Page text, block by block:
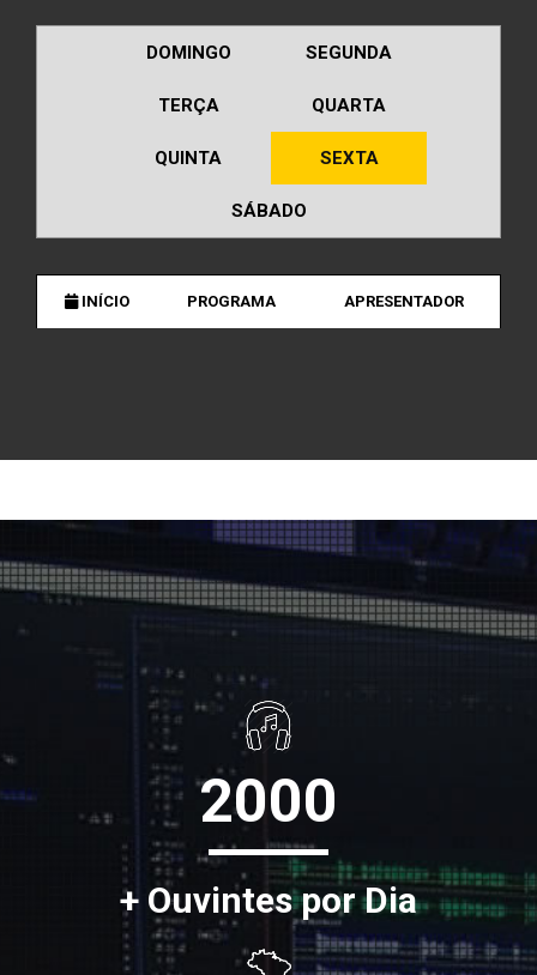
DOMINGO SEGUNDA
TERÇA QUARTA
QUINTA SEXTA
SÁBADO
INÍCIO PROGRAMA APRESENTADOR
2000
+ Ouvintes por Dia